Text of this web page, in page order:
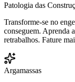
Patologia das
Transforme-se no
conseguem. Aprenda
retrabalhos. Fature
Argamassas